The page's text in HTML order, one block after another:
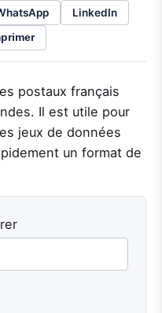
LinkedIn
postaux français
Il est utile pour
jeux de données
un format de